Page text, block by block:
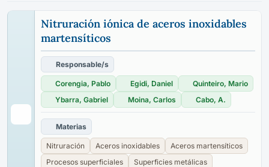
Nitruración iónica de aceros inoxidables
martensíticos
Responsable/s
Corengia, Pablo Egidi, Daniel
Quinteiro, Mario
Ybarra, Gabriel
Moina, Carlos Cabo, A.
Materias
Nitruración Aceros inoxidables
Aceros martensíticos
Procesos superficiales
Superficies metálicas